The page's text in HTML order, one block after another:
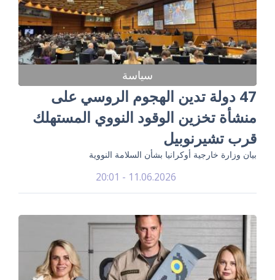
سياسة
47 دولة تدين الهجوم الروسي على
منشأة تخزين الوقود النووي المستهلك
قرب تشيرنوبيل
بيان وزارة خارجية أوكرانيا بشأن السلامة النووية
11.06.2026 - 20:01